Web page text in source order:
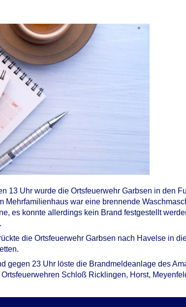
13 Uhr wurde die Ortsfeuerwehr Garbsen in den
Mehrfamilienhaus war eine brennende
es konnte allerdings kein Brand festgestellt
die Ortsfeuerwehr Garbsen nach Havelse in
gegen 23 Uhr löste die Brandmeldeanlage des
Schloß Ricklingen, Horst,